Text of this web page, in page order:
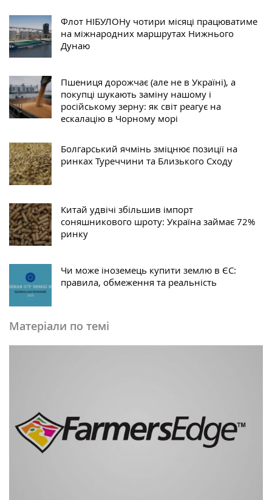
Флот НІБУЛОНу чотири місяці працюватиме
на міжнародних маршрутах Нижнього
Дунаю
Пшениця дорожчає (але не в Україні), а
покупці шукають заміну нашому і
російському зерну: як світ реагує на
ескалацію в Чорному морі
Болгарський ячмінь зміцнює позиції на
ринках Туреччини та Близького Сходу
Китай удвічі збільшив імпорт
соняшникового шроту: Україна займає 72%
ринку
Чи може іноземець купити землю в ЄС:
правила, обмеження та реальність
Матеріали по темі